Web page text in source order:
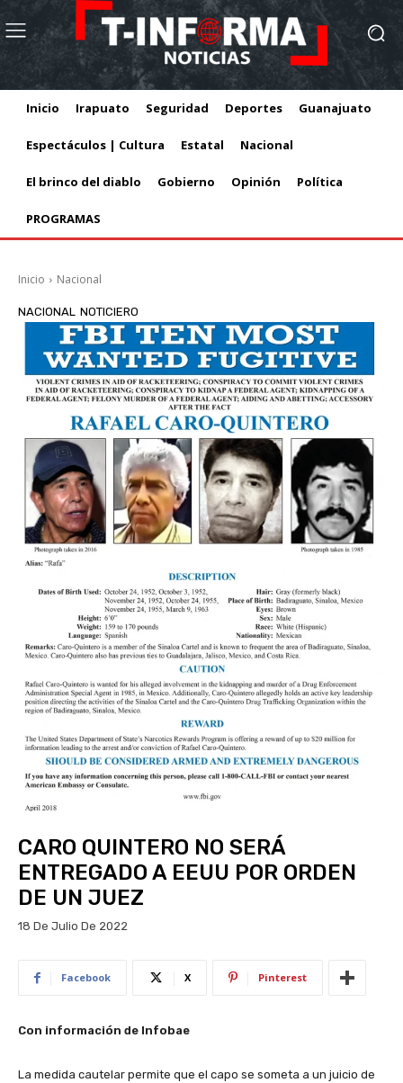
Inicio Irapuato Seguridad Deportes Guanajuato
Espectáculos | Cultura Estatal Nacional
El brinco del diablo Gobierno Opinión Política
PROGRAMAS
Inicio Nacional
NACIONAL NOTICIERO
CARO QUINTERO NO SERÁ
ENTREGADO A EEUU POR ORDEN
DE UN JUEZ
18 De Julio De 2022
Facebook X Pinterest
Con información de Infobae
La medida cautelar permite que el capo se someta a un juicio de